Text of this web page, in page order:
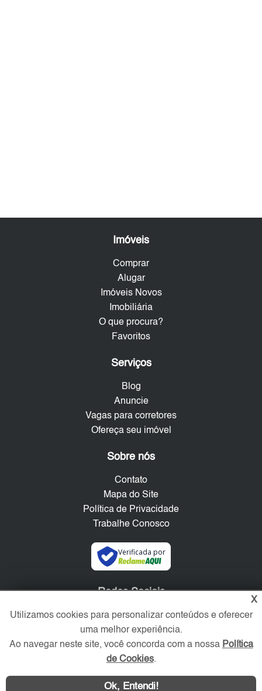
Imóveis
Comprar
Alugar
Imóveis Novos
Imobiliária
O que procura?
Favoritos
Serviços
Blog
Anuncie
Vagas para corretores
Ofereça seu imóvel
Sobre nós
Contato
Mapa do Site
Política de Privacidade
Trabalhe Conosco
Verificada por
Redes Sociais
X
Utilizamos cookies para personalizar conteúdos e oferecer
uma melhor experiência.
Ao navegar neste site, você concorda com a nossa Política
de Cookies.
Ok, Entendi!